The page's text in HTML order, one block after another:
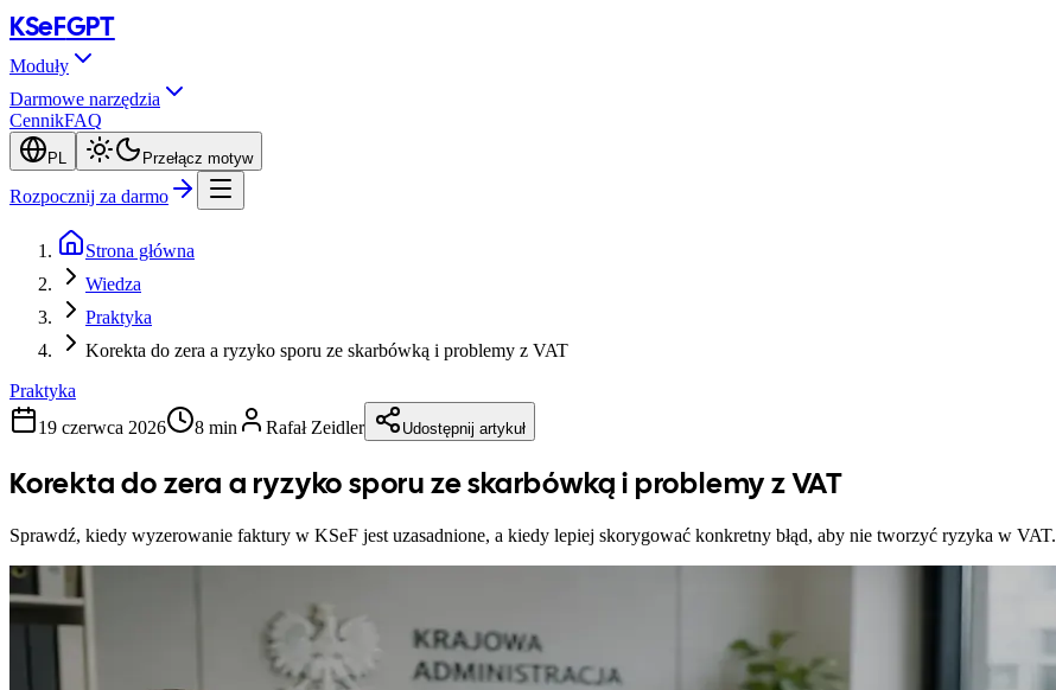
KSeFGPT
Moduły
Darmowe narzędzia
CennikFAQ
PL Przełącz motyw
Rozpocznij za darmo
Strona główna
Wiedza
Praktyka
Korekta do zera a ryzyko sporu ze skarbówką i problemy z VAT
Praktyka
19 czerwca 2026
8 min Rafał Zeidler Udostępnij artykuł
Korekta do zera a ryzyko sporu ze skarbówką i problemy z VAT
Sprawdź, kiedy wyzerowanie faktury w KSeF jest uzasadnione, a kiedy lepiej skorygować konkretny błąd, aby nie tworzyć ryzyka w VAT.